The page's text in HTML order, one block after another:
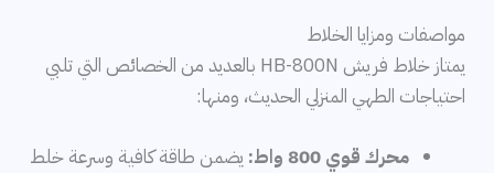
مواصفات ومزايا الخلاط
يمتاز خلاط فريش HB-800N بالعديد من الخصائص التي تلبي
احتياجات الطهي المنزلي الحديث، ومنها:
محرك قوي 800 واط:
يضمن طاقة كافية وسرعة خلط